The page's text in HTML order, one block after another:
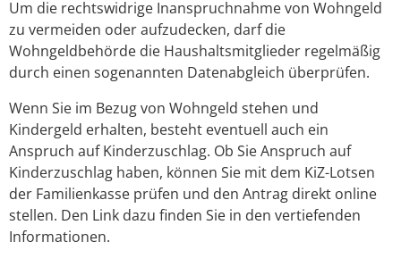
Um die rechtswidrige Inanspruchnahme von Wohngeld
zu vermeiden oder aufzudecken, darf die
Wohngeldbehörde die Haushaltsmitglieder regelmäßig
durch einen sogenannten Datenabgleich überprüfen.
Wenn Sie im Bezug von Wohngeld stehen und
Kindergeld erhalten, besteht eventuell auch ein
Anspruch auf Kinderzuschlag. Ob Sie Anspruch auf
Kinderzuschlag haben, können Sie mit dem KiZ-Lotsen
der Familienkasse prüfen und den Antrag direkt online
stellen. Den Link dazu finden Sie in den vertiefenden
Informationen.